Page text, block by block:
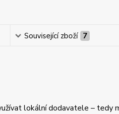
Související zboží 7
lokální dodavatele – tedy